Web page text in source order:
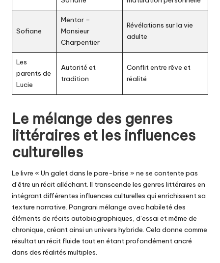
Sofiane
Mentor –
Monsieur
Charpentier
Révélations sur la vie
adulte
Les
parents de
Lucie
Autorité et
tradition
Conflit entre rêve et
réalité
Le mélange des genres
littéraires et les influences
culturelles
Le livre « Un galet dans le pare-brise » ne se contente pas
d’être un récit alléchant. Il transcende les genres littéraires en
intégrant différentes influences culturelles qui enrichissent sa
texture narrative. Pangrani mélange avec habileté des
éléments de récits autobiographiques, d’essai et même de
chronique, créant ainsi un univers hybride. Cela donne comme
résultat un récit fluide tout en étant profondément ancré
dans des réalités multiples.